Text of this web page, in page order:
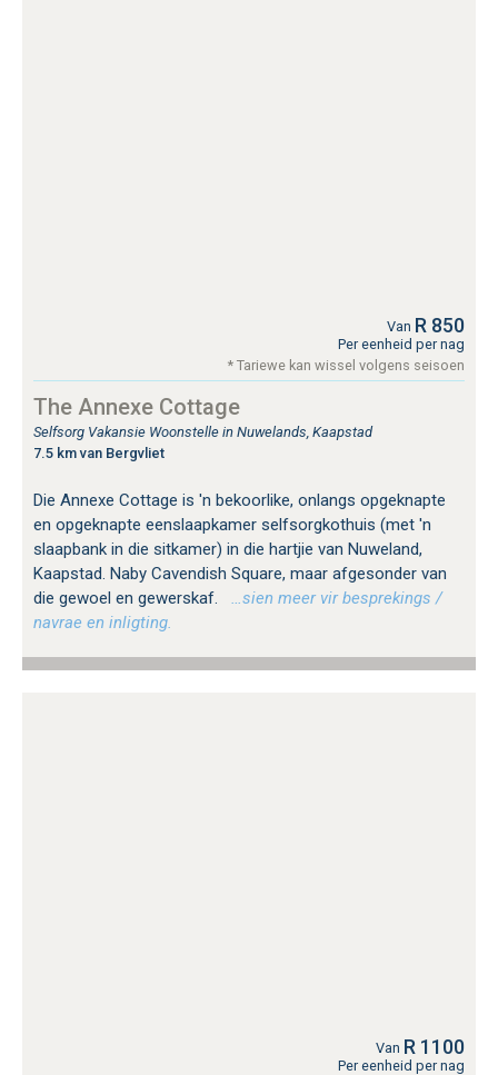
Van R 850
Per eenheid per nag
* Tariewe kan wissel volgens seisoen
The Annexe Cottage
Selfsorg Vakansie Woonstelle in Nuwelands, Kaapstad
7.5 km van Bergvliet
Die Annexe Cottage is 'n bekoorlike, onlangs opgeknapte
en opgeknapte eenslaapkamer selfsorgkothuis (met 'n
slaapbank in die sitkamer) in die hartjie van Nuweland,
Kaapstad. Naby Cavendish Square, maar afgesonder van
die gewoel en gewerskaf.
…sien meer vir besprekings /
navrae en inligting.
Van R 1100
Per eenheid per nag